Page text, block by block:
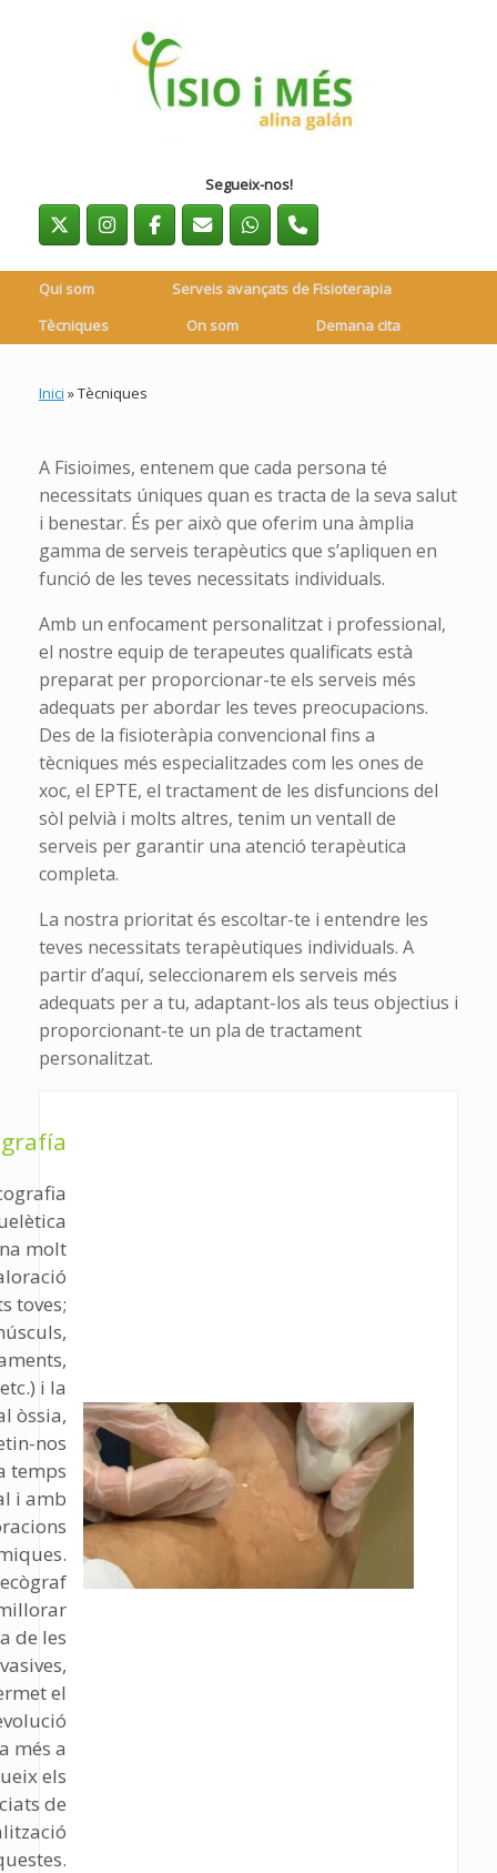
Segueix-nos!
Qui som
Serveis avançats de Fisioterapia
Tècniques
On som Demana cita
Inici »Tècniques
A Fisioimes, entenem que cada persona té
necessitats úniques quan es tracta de la seva salut
i benestar. És per això que oferim una àmplia
gamma de serveis terapèutics que s’apliquen en
funció de les teves necessitats individuals.
Amb un enfocament personalitzat i professional,
el nostre equip de terapeutes qualificats està
preparat per proporcionar-te els serveis més
adequats per abordar les teves preocupacions.
Des de la fisioteràpia convencional fins a
tècniques més especialitzades com les ones de
xoc, el EPTE, el tractament de les disfuncions del
sòl pelvià i molts altres, tenim un ventall de
serveis per garantir una atenció terapèutica
completa.
La nostra prioritat és escoltar-te i entendre les
teves necessitats terapèutiques individuals. A
partir d’aquí, seleccionarem els serveis més
adequats per a tu, adaptant-los als teus objectius i
proporcionant-te un pla de tractament
personalitzat.
molt
toves;
i la
òssia,
nos
temps
i amb
de les
el
més a
els
de